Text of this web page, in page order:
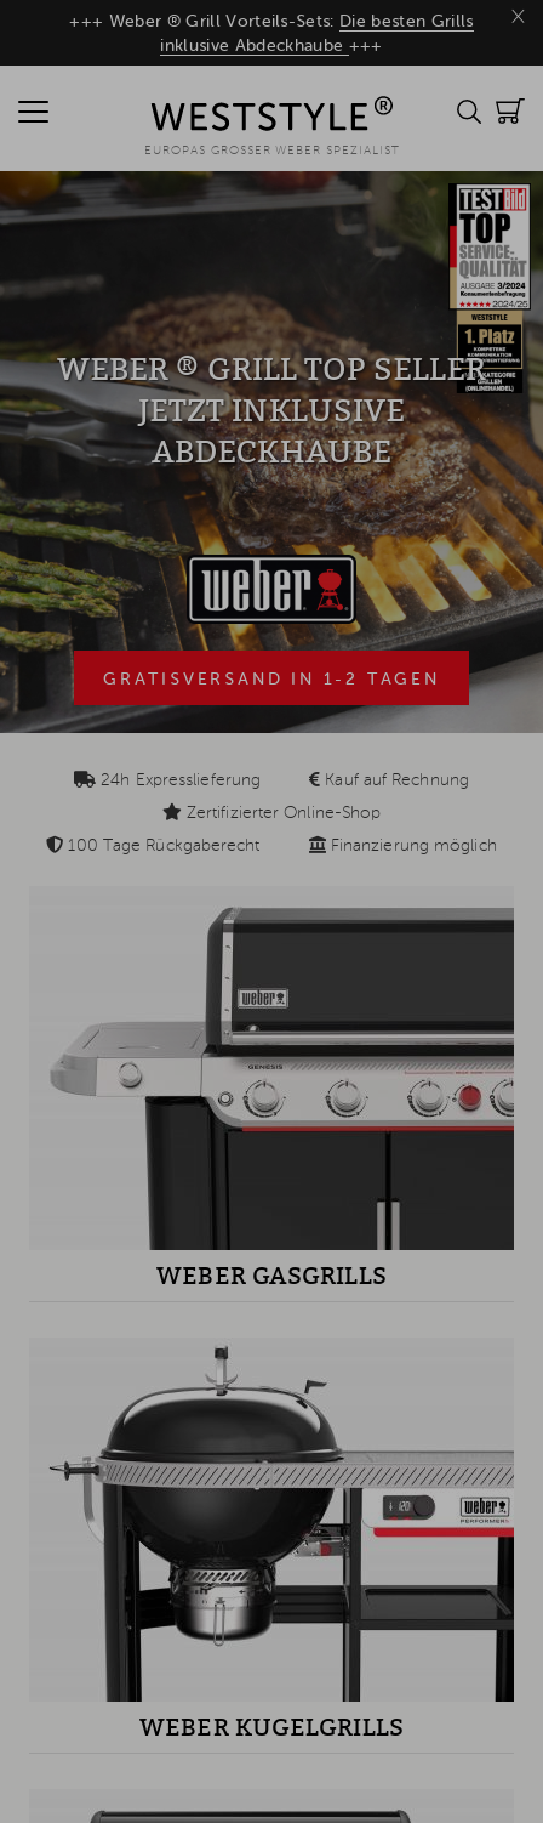
×
+++ Weber ® Grill Vorteils-Sets: Die besten Grills
inklusive Abdeckhaube +++
EUROPAS GROSSER WEBER SPEZIALIST
WEBER ® GRILL TOP SELLER
JETZT INKLUSIVE
ABDECKHAUBE
GRATISVERSAND IN 1-2 TAGEN
24h Expresslieferung
Kauf auf Rechnung
Zertifizierter Online-Shop
100 Tage Rückgaberecht
Finanzierung möglich
WEBER GASGRILLS
WEBER KUGELGRILLS